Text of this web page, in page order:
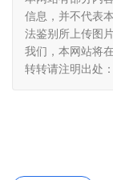
信息，并不代表
法鉴别所上传图
我们，本网站将
转转请注明出处：